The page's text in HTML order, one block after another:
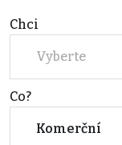
Chci
Vyberte
Co?
Komerční